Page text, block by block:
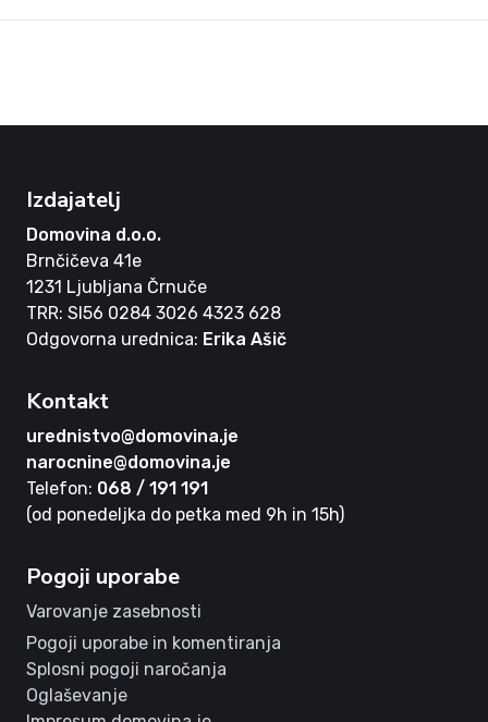
Izdajatelj
Domovina d.o.o.
Brnčičeva 41e
1231 Ljubljana Črnuče
TRR: SI56 0284 3026 4323 628
Odgovorna urednica: Erika Ašič
Kontakt
urednistvo@domovina.je
narocnine@domovina.je
Telefon: 068 / 191 191
(od ponedeljka do petka med 9h in 15h)
Pogoji uporabe
Varovanje zasebnosti
Pogoji uporabe in komentiranja
Splosni pogoji naročanja
Oglaševanje